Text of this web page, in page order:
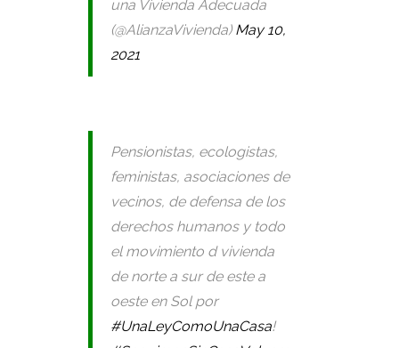
una Vivienda Adecuada
(@AlianzaVivienda) May 10,
2021
Pensionistas, ecologistas,
feministas, asociaciones de
vecinos, de defensa de los
derechos humanos y todo
el movimiento d vivienda
de norte a sur de este a
oeste en Sol por
#UnaLeyComoUnaCasa!